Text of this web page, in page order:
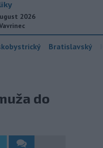
2026
Bratislavský
do